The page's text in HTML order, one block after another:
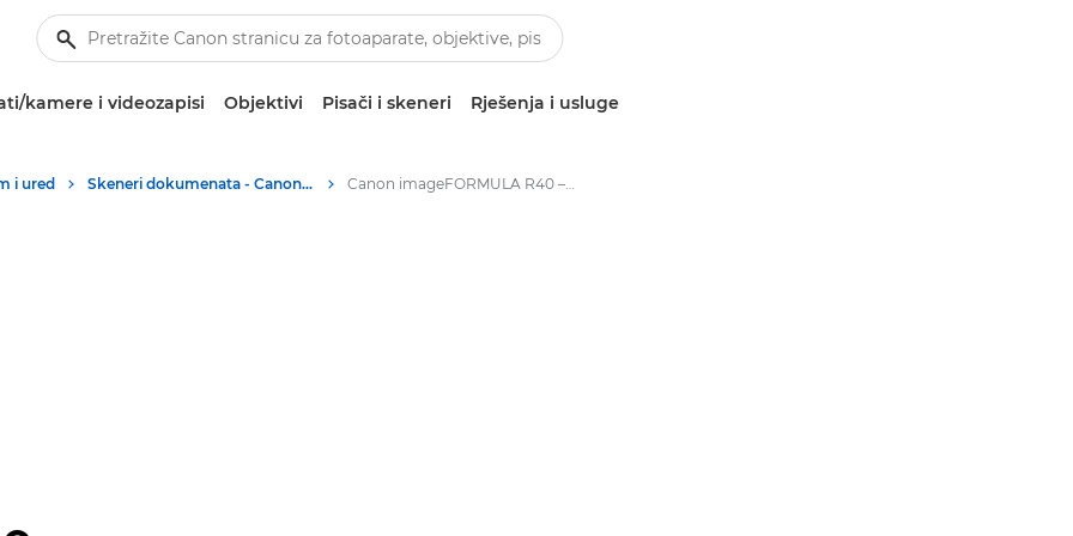
kamere i videozapisi Objektivi Pisači i skeneri Rješenja i usluge
i ured Skeneri dokumenata - Canon Hrvatska Canon imageFORMULA R40 – skeneri dokumenata